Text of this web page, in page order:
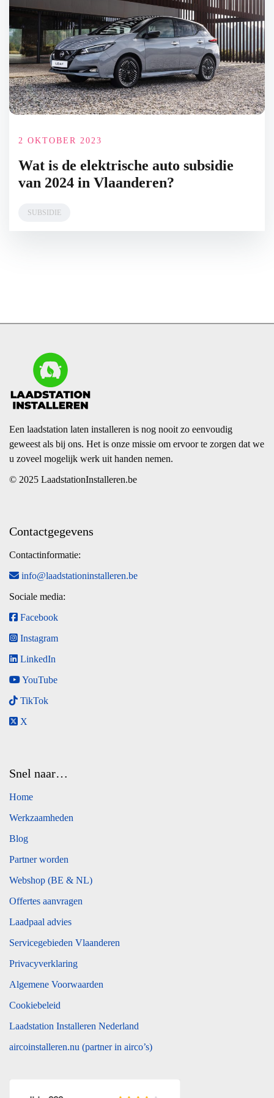
2 OKTOBER 2023
Wat is de elektrische auto subsidie
van 2024 in Vlaanderen?
SUBSIDIE
Een laadstation laten installeren is nog nooit zo eenvoudig
geweest als bij ons. Het is onze missie om ervoor te zorgen dat we
u zoveel mogelijk werk uit handen nemen.
© 2025 LaadstationInstalleren.be
Contactgegevens
Contactinformatie:
info@laadstationinstalleren.be
Sociale media:
Facebook
Instagram
LinkedIn
YouTube
TikTok
X
Snel naar…
Home
Werkzaamheden
Blog
Partner worden
Webshop (BE & NL)
Offertes aanvragen
Laadpaal advies
Servicegebieden Vlaanderen
Privacyverklaring
Algemene Voorwaarden
Cookiebeleid
Laadstation Installeren Nederland
aircoinstalleren.nu (partner in airco’s)